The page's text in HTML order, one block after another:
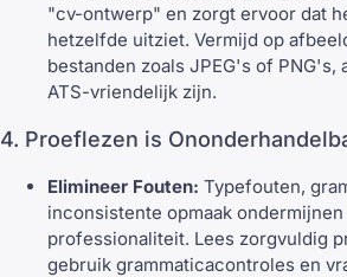
"cv-ontwerp" en zorgt ervoor dat
hetzelfde uitziet. Vermijd op
bestanden zoals JPEG's of PNG's,
ATS-vriendelijk zijn.
4. Proeflezen is
Elimineer Fouten: Typefouten,
inconsistente opmaak
professionaliteit. Lees zorgvuldig
gebruik grammaticacontroles en